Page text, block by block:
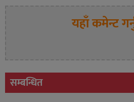
यहाँ कमेन्ट
सम्बन्धित